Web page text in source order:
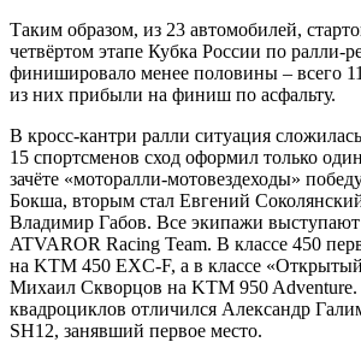
Таким образом, из 23 автомобилей,
четвёртом этапе Кубка России по ралли-
финишировало менее половины – всего
из них прибыли на финиш по асфальту.
В кросс-кантри ралли ситуация
15 спортсменов сход оформил только
зачёте «моторалли-мотовездеходы»
Бокша, вторым стал Евгений
Владимир Габов. Все экипажи выступают
ATVAROR Racing Team. В классе 450
на KTM 450 EXC-F, а в классе
Михаил Скворцов на KTM 950 Adventure.
квадроциклов отличился Александр
SH12, занявший первое место.